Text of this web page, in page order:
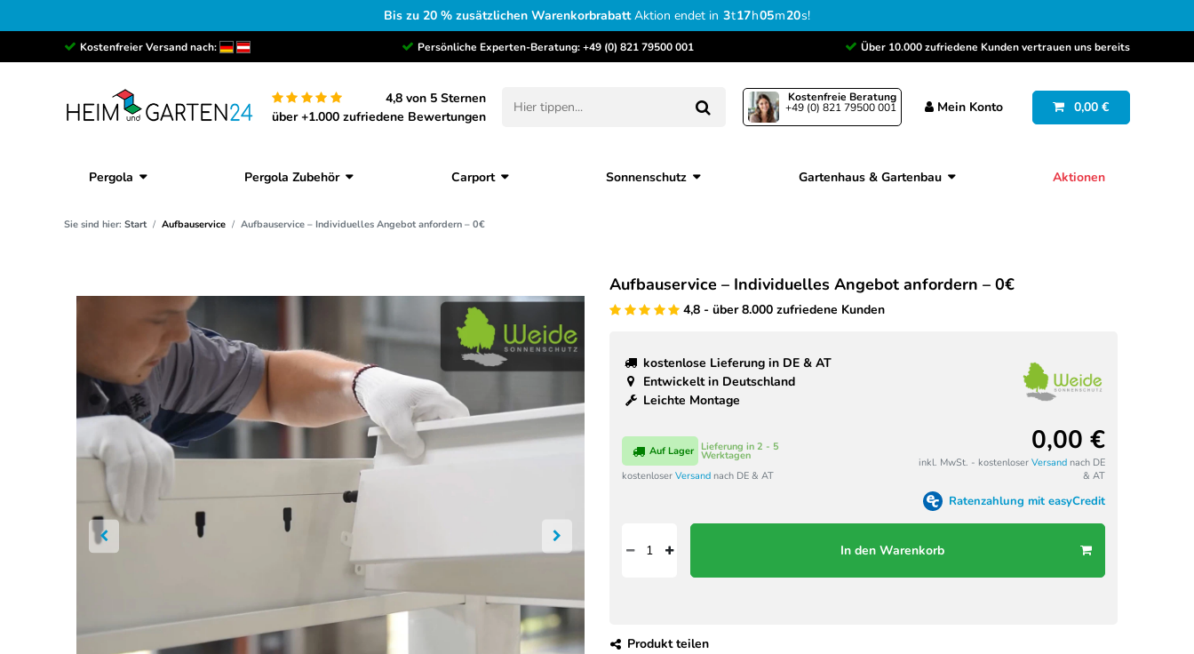
Bis zu 20 % zusätzlichen WarenkorbrabattAktion endet in 3t17h05m19s!
Kostenfreier Versand nach: Persönliche Experten-Beratung:+49 (0) 821 79500 001 Über 10.000 zufriedene Kunden vertrauen uns bereits
4,8 von 5 Sternen
über +1.000 zufriedene Bewertungen
Kostenfreie Beratung
+49 (0) 821 79500 001 Mein Konto 0,00 €
Pergola Pergola Zubehör Carport Sonnenschutz Gartenhaus & Gartenbau Aktionen
Sie sind hier: Start Aufbauservice Aufbauservice – Individuelles Angebot anfordern – 0€
Aufbauservice – Individuelles Angebot anfordern – 0€
4,8 - über 8.000 zufriedene Kunden
kostenlose Lieferung in DE & AT
Entwickelt in Deutschland
Leichte Montage
Lieferung in 2 - 5
Werktagen
Auf Lager
kostenloser Versand nach DE & AT
0,00 €
inkl. MwSt. - kostenloser Versand nach DE
& AT
Ratenzahlung mit easyCredit
In den Warenkorb
Produkt teilen